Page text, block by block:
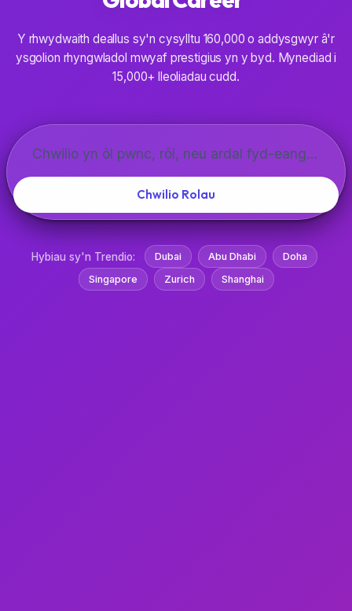
Y rhwydwaith deallus sy'n cysylltu 160,000 o addysgwyr â'r
ysgolion rhyngwladol mwyaf prestigius yn y byd. Mynediad i
15,000+ lleoliadau cudd.
Chwilio Rolau
Hybiau sy'n Trendio: Dubai Abu Dhabi
Doha
Singapore
Zurich Shanghai